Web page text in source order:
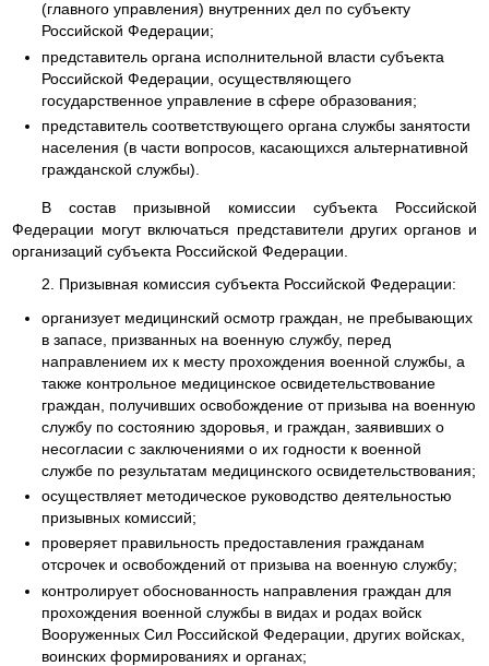
(главного управления) внутренних дел по субъекту
Российской Федерации;
представитель органа исполнительной власти субъекта
Российской Федерации, осуществляющего
государственное управление в сфере образования;
представитель соответствующего органа службы занятости
населения (в части вопросов, касающихся альтернативной
гражданской службы).
В состав призывной комиссии субъекта Российской
Федерации могут включаться представители других органов и
организаций субъекта Российской Федерации.
2. Призывная комиссия субъекта Российской Федерации:
организует медицинский осмотр граждан, не пребывающих
в запасе, призванных на военную службу, перед
направлением их к месту прохождения военной службы, а
также контрольное медицинское освидетельствование
граждан, получивших освобождение от призыва на военную
службу по состоянию здоровья, и граждан, заявивших о
несогласии с заключениями о их годности к военной
службе по результатам медицинского освидетельствования;
осуществляет методическое руководство деятельностью
призывных комиссий;
проверяет правильность предоставления гражданам
отсрочек и освобождений от призыва на военную службу;
контролирует обоснованность направления граждан для
прохождения военной службы в видах и родах войск
Вооруженных Сил Российской Федерации, других войсках,
воинских формированиях и органах;